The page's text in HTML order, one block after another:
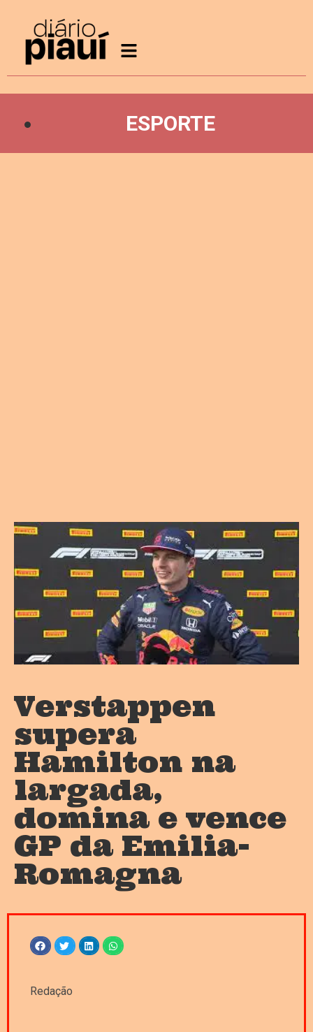
ESPORTE
Verstappen
supera
Hamilton na
largada,
domina e vence
GP da Emilia-
Romagna
Redação